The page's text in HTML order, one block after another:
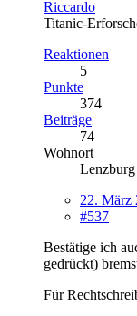
Riccardo
Titanic-
Reaktionen
5
Punkte
374
Beiträge
74
Wohnort
Lenzburg
22. März
#537
Bestätige ich
gedrückt)
Für